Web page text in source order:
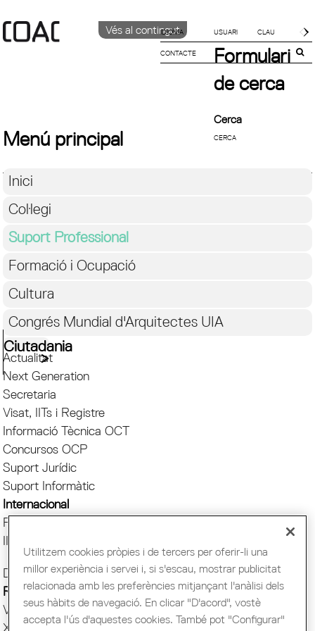
Vés al contingut
IDIOMA
CATALÀ
CONTACTE
Formulari
de cerca
Cerca
Menú principal
Inici
Col·legi
Suport Professional
Formació i Ocupació
Cultura
Congrés Mundial d'Arquitectes UIA
Ciutadania
Actualitat
Next Generation
Secretaria
Visat, IITs i Registre
Informació Tècnica OCT
Concursos OCP
Suport Jurídic
Suport Informàtic
Internacional
Fes la teva consulta
IITS
Documents i eines d’ajuda
Revista dels Corresponsals
Vídeos Internacional
Utilitzem cookies pròpies i de tercers per oferir-li una
millor experiència i servei i, si s'escau, mostrar publicitat
relacionada amb les preferències mitjançant l'anàlisi dels
seus hàbits de navegació. En clicar "D'acord", vostè
accepta l'ús d'aquestes cookies. També pot "Configurar"